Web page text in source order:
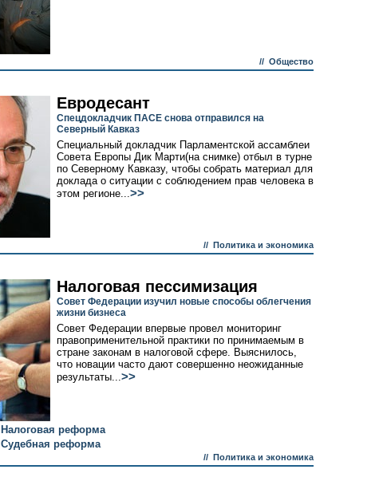
// Общество
Евродесант
Спецдокладчик ПАСЕ снова отправился на
Северный Кавказ
Специальный докладчик Парламентской ассамблеи
Совета Европы Дик Марти(на снимке) отбыл в турне
по Северному Кавказу, чтобы собрать материал для
доклада о ситуации с соблюдением прав человека в
этом регионе...>>
// Политика и экономика
Налоговая пессимизация
Совет Федерации изучил новые способы облегчения
жизни бизнеса
Совет Федерации впервые провел мониторинг
правоприменительной практики по принимаемым в
стране законам в налоговой сфере. Выяснилось,
что новации часто дают совершенно неожиданные
результаты...>>
Налоговая реформа
Судебная реформа
// Политика и экономика